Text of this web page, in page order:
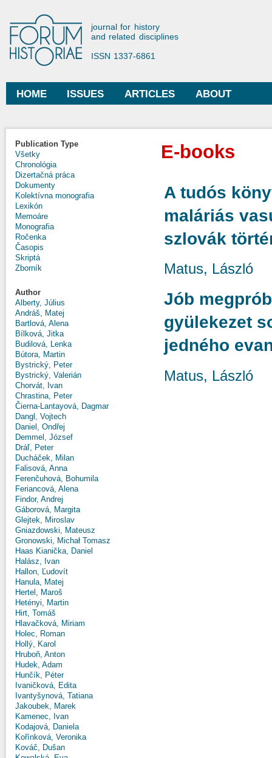
Forum Historiae
journal for history
and related disciplines
ISSN 1337-6861
Main menu
HOME ISSUES ARTICLES ABOUT
Publication Type
Všetky
Chronológia
Dizertačná práca
Dokumenty
Kolektívna monografia
Lexikón
Memoáre
Monografia
Ročenka
Časopis
Skriptá
Zborník
Author
Alberty, Július
Andráš, Matej
Bartlová, Alena
Bílková, Jitka
Budilová, Lenka
Bútora, Martin
Bystrický, Peter
Bystrický, Valerián
Chorvát, Ivan
Chrastina, Peter
Čierna-Lantayová, Dagmar
Dangl, Vojtech
Daniel, Ondřej
Demmel, József
Dráľ, Peter
Ducháček, Milan
Falisová, Anna
Ferenčuhová, Bohumila
Feriancová, Alena
Findor, Andrej
Gáborová, Margita
Glejtek, Miroslav
Gniazdowski, Mateusz
Gronowski, Michał Tomasz
Haas Kianička, Daniel
Halász, Ivan
Hallon, Ľudovít
Hanula, Matej
Hertel, Maroš
Hetényi, Martin
Hirt, Tomáš
Hlavačková, Miriam
Holec, Roman
Hollý, Karol
Hruboň, Anton
Hudek, Adam
Hunčík, Péter
Ivaničková, Edita
Ivantyšynová, Tatiana
Jakoubek, Marek
Kamenec, Ivan
Kodajová, Daniela
Kořínková, Veronika
Kováč, Dušan
E-books
A tudós
maláriás
szlovák
Matus, László
Jób
gyülekezet
jedného
Matus, László